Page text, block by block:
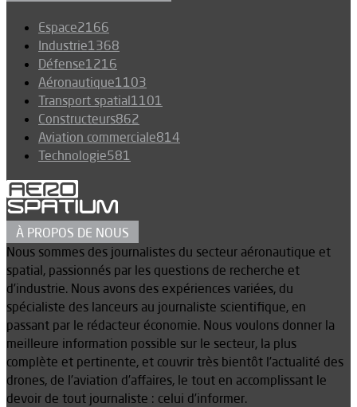
Espace2166
Industrie1368
Défense1216
Aéronautique1103
Transport spatial1101
Constructeurs862
Aviation commerciale814
Technologie581
À PROPOS DE NOUS
Nous sommes des journalistes du secteur aéronautique et
spatial, passionnés par les questions de recherche et
d’industrie. Nous avons des expériences variées, du
spécialiste des lanceurs au journaliste scientifique, en
passant par le rédacteur économie. Nous voulons donner la
meilleure information possible sur le secteur, la plus
complète et pertinente, et couvrir très bientôt l’actualité des
drones, de l’aviation d’affaires, le tout en accomplissant le
devoir de tout journaliste : celui d’informer.